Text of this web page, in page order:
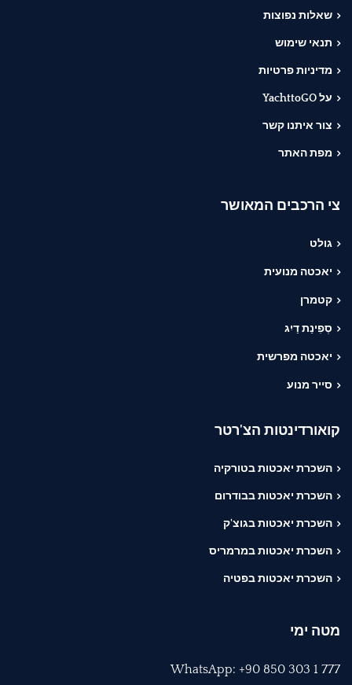
שאלות נפוצות
תנאי שימוש
מדיניות פרטיות
על YachttoGO
צור איתנו קשר
מפת האתר
צי הרכבים המאושר
גולט
יאכטה מנועית
קטמרן
סְפִינַת דַיִג
יאכטה מפרשית
סייר מנוע
קואורדינטות הצ'רטר
השכרת יאכטות בטורקיה
השכרת יאכטות בבודרום
השכרת יאכטות בגוצ'ק
השכרת יאכטות במרמריס
השכרת יאכטות בפטיה
מטה ימי
WhatsApp: +90 850 303 1 777